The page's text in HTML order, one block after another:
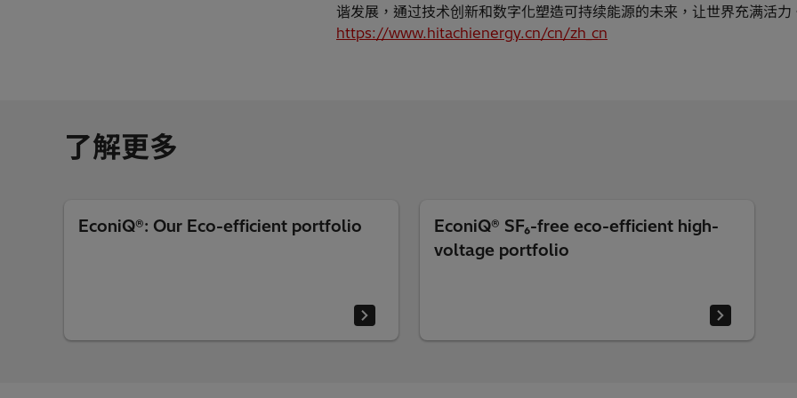
谐发展，通过技术创新和数字化塑造可持续能源的未来，让世界充满活
https://www.hitachienergy.cn/cn/zh_cn
了解更多
EconiQ®: Our Eco-efficient portfolio
EconiQ® SF₆-free eco-efficient high-
voltage portfolio